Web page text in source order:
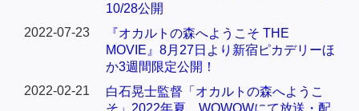
10/28公開
2022-07-23
『オカルトの森へようこそ THE
MOVIE』8月27日より新宿ピカデリーほ
か3週間限定公開！
2022-02-21
白石晃士監督「オカルトの森へようこ
そ」2022年夏、WOWOWにて放送・配